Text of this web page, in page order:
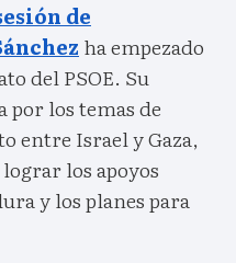
de
ha empezado
del PSOE. Su
por los temas de
entre Israel y Gaza,
los apoyos
y los planes para